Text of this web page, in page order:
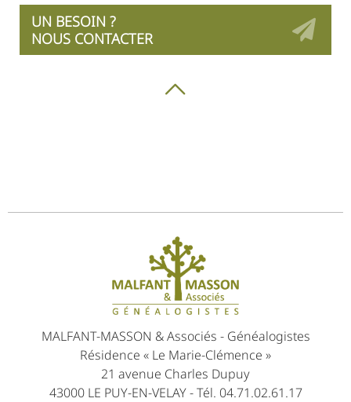
UN BESOIN ?
NOUS CONTACTER
MALFANT-MASSON & Associés - Généalogistes
Résidence « Le Marie-Clémence »
21 avenue Charles Dupuy
43000 LE PUY-EN-VELAY - Tél. 04.71.02.61.17